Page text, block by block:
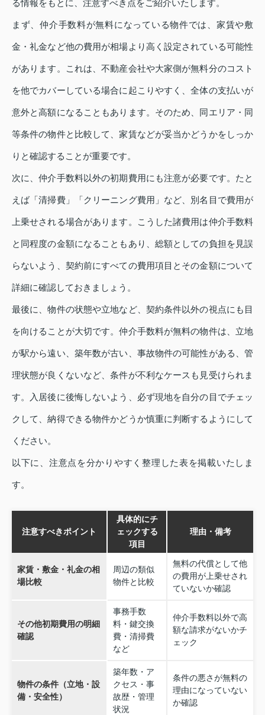
る情報をもとに、注意すべき点をご紹介いたします。
まず、仲介手数料が無料になっている物件では、家賃や敷
金・礼金など他の費用が相場より高く設定されている可能性
があります。これは、不動産会社や大家側が無料分のコスト
を他でカバーしている場合に起こりやすく、全体の支払いが
意外と高額になることもあります。そのため、同エリア・同
等条件の物件と比較して、家賃などが妥当かどうかをしっか
りと確認することが重要です。
次に、仲介手数料以外の初期費用にも注意が必要です。たと
えば「清掃費」「クリーニング費用」など、別名目で費用が
上乗せされる場合があります。こうした諸費用は仲介手数料
と同程度の金額になることもあり、総額としての負担を見誤
らないよう、契約前にすべての費用項目とその金額について
詳細に確認しておきましょう。
最後に、物件の状態や立地など、契約条件以外の視点にも目
を向けることが大切です。仲介手数料が無料の物件は、立地
が駅から遠い、築年数が古い、事故物件の可能性がある、管
理状態が良くないなど、条件が不利なケースも見受けられま
す。入居後に後悔しないよう、必ず現地を自分の目でチェッ
クして、納得できる物件かどうか慎重に判断するようにして
ください。
以下に、注意点を分かりやすく整理した表を掲載いたしま
す。
注意すべきポイント
具体的にチ
ェックする
項目
理由・備考
家賃・敷金・礼金の相
場比較
周辺の類似
物件と比較
無料の代償として他
の費用が上乗せされ
ていないか確認
その他初期費用の明細
確認
事務手数
料・鍵交換
費・清掃費
など
仲介手数料以外で高
額な請求がないかチ
ェック
物件の条件（立地・設
備・安全性）
築年数・ア
クセス・事
故歴・管理
状況
条件の悪さが無料の
理由になっていない
か確認